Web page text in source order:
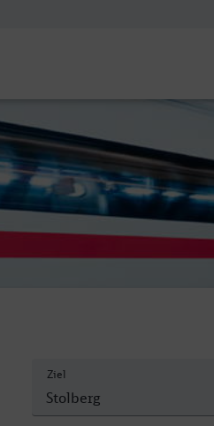
Ziel